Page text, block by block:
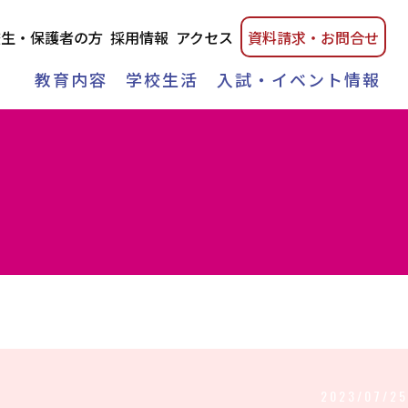
・保護者の方 採用情報 アクセス 資料請求・ お問合せ
教育内容 学校生活 入試・イベント情報